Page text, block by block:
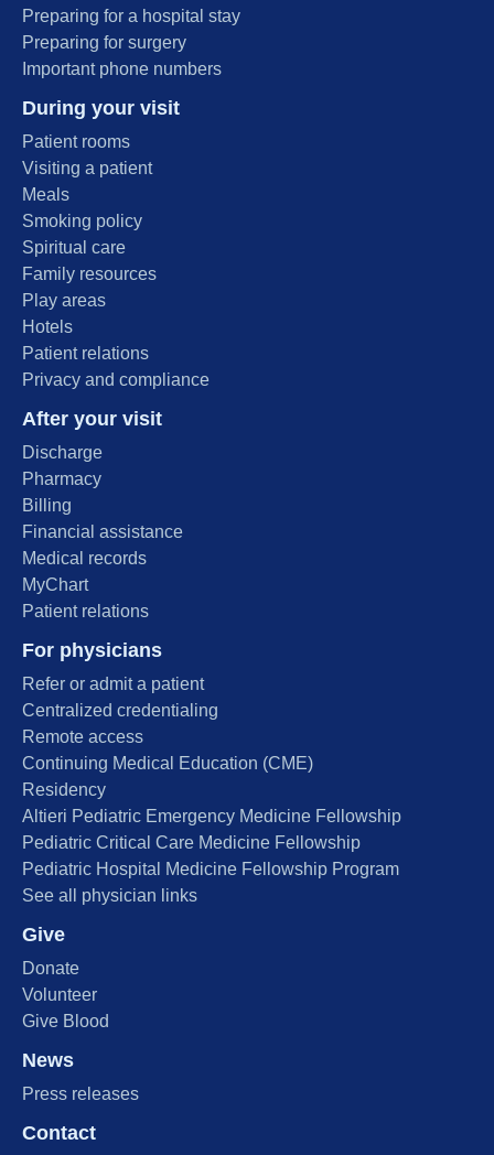
Preparing for a hospital stay
Preparing for surgery
Important phone numbers
During your visit
Patient rooms
Visiting a patient
Meals
Smoking policy
Spiritual care
Family resources
Play areas
Hotels
Patient relations
Privacy and compliance
After your visit
Discharge
Pharmacy
Billing
Financial assistance
Medical records
MyChart
Patient relations
For physicians
Refer or admit a patient
Centralized credentialing
Remote access
Continuing Medical Education (CME)
Residency
Altieri Pediatric Emergency Medicine Fellowship
Pediatric Critical Care Medicine Fellowship
Pediatric Hospital Medicine Fellowship Program
See all physician links
Give
Donate
Volunteer
Give Blood
News
Press releases
Contact